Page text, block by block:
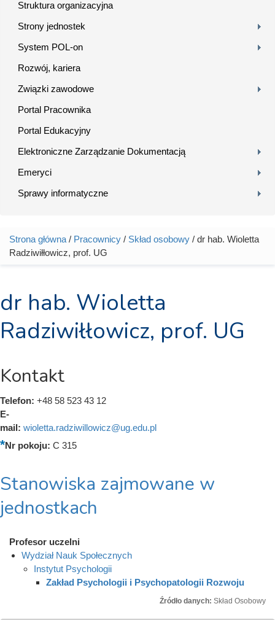
Struktura organizacyjna
Strony jednostek
System POL-on
Rozwój, kariera
Związki zawodowe
Portal Pracownika
Portal Edukacyjny
Elektroniczne Zarządzanie Dokumentacją
Emeryci
Sprawy informatyczne
Jesteś tutaj
Strona główna / Pracownicy / Skład osobowy / dr hab. Wioletta
Radziwiłłowicz, prof. UG
dr hab. Wioletta
Radziwiłłowicz, prof. UG
Kontakt
Telefon: +48 58 523 43 12
E-
mail: wioletta.radziwillowicz@ug.edu.pl
Nr pokoju: C 315
Stanowiska zajmowane w
jednostkach
Profesor uczelni
Wydział Nauk Społecznych
Instytut Psychologii
Zakład Psychologii i Psychopatologii Rozwoju
Źródło danych: Skład Osobowy